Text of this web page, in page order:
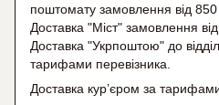
поштомату замовлення від
Доставка "Міст" замовлення
Доставка "Укрпоштою" до
тарифами перевізника.
Доставка кур’єром за